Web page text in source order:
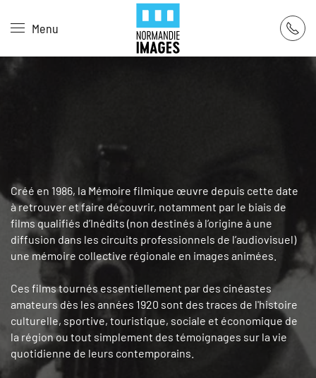
Skip to main content
Menu
Créé en 1986, la Mémoire filmique œuvre depuis cette date
à retrouver et faire découvrir, notamment par le biais de
films qualifiés d’Inédits (non destinés à l’origine à une
diffusion dans les circuits professionnels de l’audiovisuel)
une mémoire collective régionale en images animées.
Ces films tournés essentiellement par des cinéastes
amateurs dès les années 1920 sont des traces de l'histoire
culturelle, sportive, touristique, sociale et économique de
la région ou tout simplement des témoignages sur la vie
quotidienne de leurs contemporains.
Panneau de gestion des cookies